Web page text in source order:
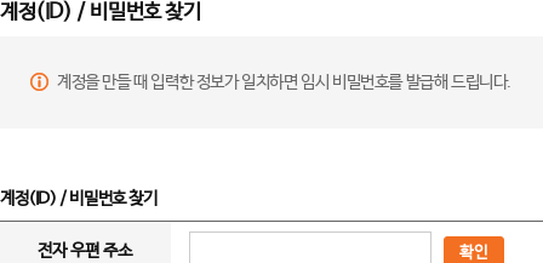
계정(ID) / 비밀번호 찾기
계정을 만들 때 입력한 정보가 일치하면 임시 비밀번호를 발급해 드립니다.
계정(ID) / 비밀번호 찾기
전자 우편 주소 확인